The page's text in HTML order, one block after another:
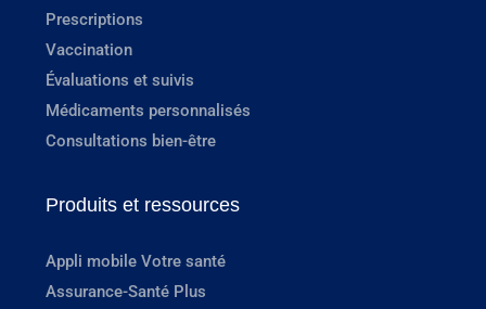
Prescriptions
Vaccination
Évaluations et suivis
Médicaments personnalisés
Consultations bien-être
Produits et ressources
Appli mobile Votre santé
Assurance-Santé Plus